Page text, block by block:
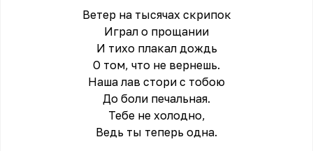
Ветер на тысячах скрипок
Играл о прощании
И тихо плакал дождь
О том, что не вернешь.
Наша лав стори с тобою
До боли печальная.
Тебе не холодно,
Ведь ты теперь одна.